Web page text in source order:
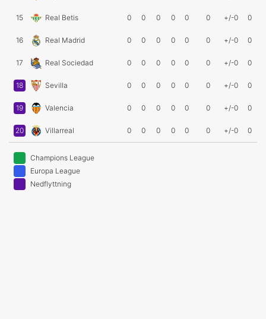
15 Real Betis 0 0 0 0 0 0 +/-0 0
16 Real Madrid 0 0 0 0 0 0 +/-0 0
17 Real Sociedad 0 0 0 0 0 0 +/-0 0
18 Sevilla 0 0 0 0 0 0 +/-0 0
19 Valencia 0 0 0 0 0 0 +/-0 0
20 Villarreal 0 0 0 0 0 0 +/-0 0
Champions League
Europa League
Nedflyttning